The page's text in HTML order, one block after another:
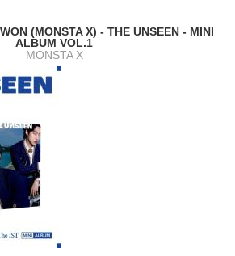
(MONSTA X) - THE UNSEEN - MINI
ALBUM VOL.1
MONSTA X